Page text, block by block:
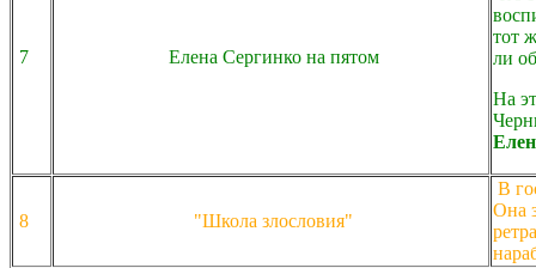
7 Елена Сергинко на пятом
тот
ли
На
8 "Школа злословия"
В
Она